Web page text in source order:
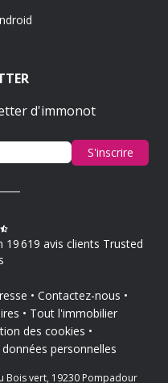
d'immonot
S'inscrire
619 avis clients Trusted
Contactez-nous
Tout l'immobilier
des cookies
personnelles
Bois vert, 19230 Pompadour